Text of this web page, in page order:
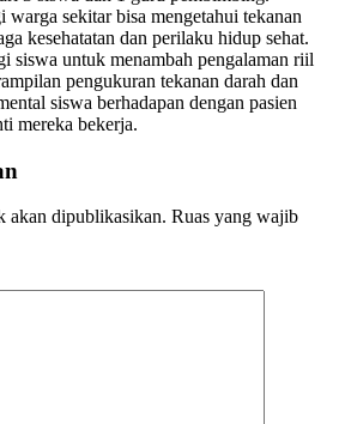
sekitar bisa mengetahui tekanan
kesehatatan dan perilaku hidup sehat.
siswa untuk menambah pengalaman riil
pengukuran tekanan darah dan
siswa berhadapan dengan pasien
mereka bekerja.
akan dipublikasikan. Ruas yang wajib